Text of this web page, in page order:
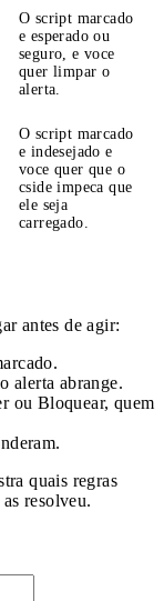
O script marcado
e esperado ou
seguro, e voce
quer limpar o
alerta.
O script marcado
e indesejado e
voce quer que o
cside impeca que
ele seja
carregado.
antes de agir:
alerta abrange.
ou Bloquear, quem
quais regras
resolveu.